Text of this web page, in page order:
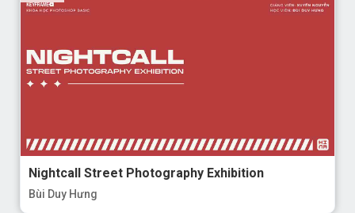
Nightcall Street Photography Exhibition
Bùi Duy Hưng